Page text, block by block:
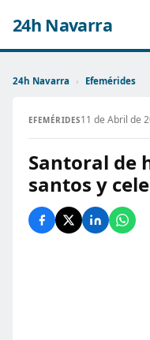
24h Navarra
24h Navarra › Efemérides
EFEMÉRIDES11 de Abril de
Santoral de
santos y